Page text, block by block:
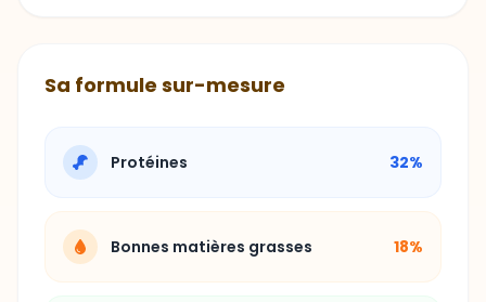
Sa formule sur-mesure
Protéines 32%
Bonnes matières grasses 18%